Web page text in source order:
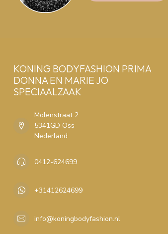
KONING BODYFASHION PRIMA
DONNA EN MARIE JO
SPECIAALZAAK
Molenstraat 2
5341GD Oss
Nederland
0412-624699
+31412624699
info@koningbodyfashion.nl